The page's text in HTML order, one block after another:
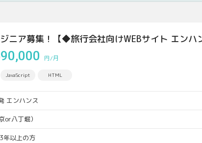
ニア募集！【◆旅行会社向けWEBサイト エンハ
円/月
JavaScript HTML
エンハンス
or八丁堀）
年以上の方